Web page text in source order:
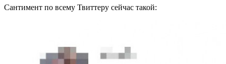
Сантимент по всему Твиттеру сейчас такой: